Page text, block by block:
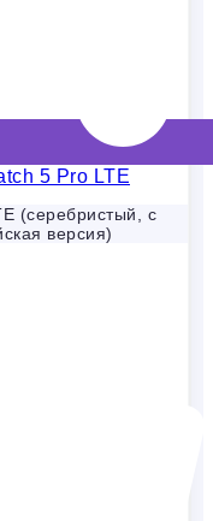
(серебристый, с
версия)